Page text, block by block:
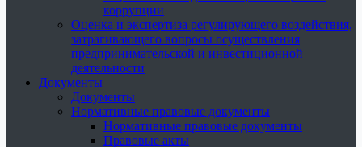
коррупции
Оценка и экспертиза регулирующего воздействия,
затрагивающего вопросы осуществления
предпринимательской и инвестиционной
деятельности
Документы
Документы
Нормативные правовые документы
Нормативные правовые документы
Правовые акты